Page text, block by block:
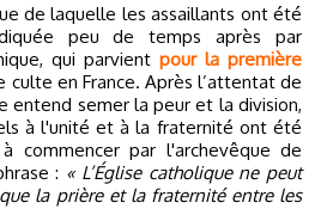
de laquelle les assaillants ont été
peu de temps après par
qui parvient pour la première
culte en France. Après l’attentat de
entend semer la peur et la division,
à l'unité et à la fraternité ont été
commencer par l'archevêque de
: « L’Église catholique ne peut
la prière et la fraternité entre les